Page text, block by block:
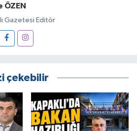
ÖZEN
Gazetesi Editör
çekebilir